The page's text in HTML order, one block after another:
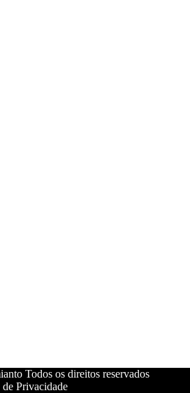
Todos os direitos reservados
Privacidade